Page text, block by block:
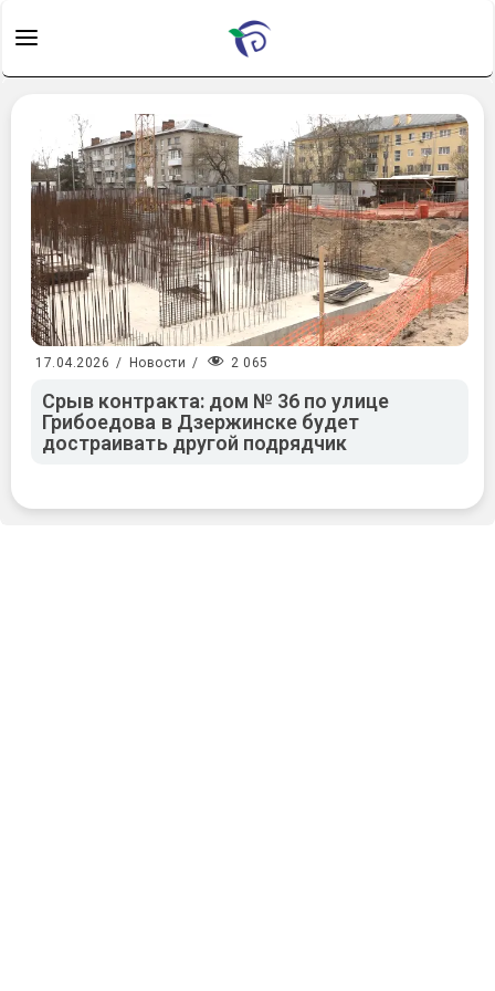
17.04.2026 / Новости / 2 065
Срыв контракта: дом № 36 по улице
Грибоедова в Дзержинске будет
достраивать другой подрядчик